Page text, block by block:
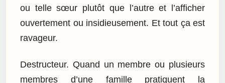
ou telle sœur plutôt que l’autre et l’afficher
ouvertement ou insidieusement. Et tout ça est
ravageur.
Destructeur. Quand un membre ou plusieurs
membres d’une famille pratiquent la